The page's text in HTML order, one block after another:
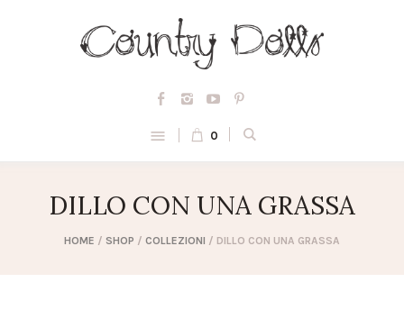
0
DILLO CON UNA GRASSA
HOME / SHOP / COLLEZIONI / DILLO CON UNA GRASSA